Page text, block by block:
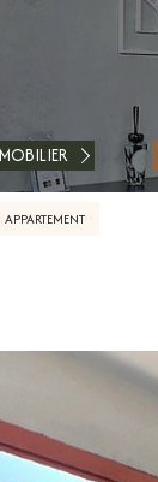
GÉRER
APPARTEMENT